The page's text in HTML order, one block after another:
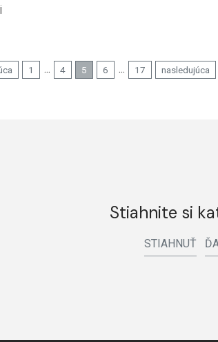
1 ... 4 5 6 ... 17 nasledujúca
Stiahnite si
STIAHNUŤ